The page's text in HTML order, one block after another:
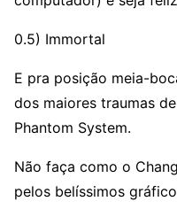
0.5) Immortal
E pra posição meia-
dos maiores traumas
Phantom System.
Não faça como o
pelos belíssimos